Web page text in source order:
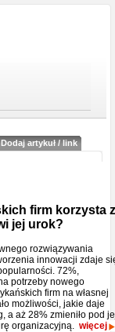
Dodaj artykuł / link
firm korzysta z
jej urok?
rozwiązywania
innowacji zdaje
72%,
potrzeby nowego
firm na własnej
możliwości, jakie daje
a aż 28% zmieniło pod
organizacyjną. więcej